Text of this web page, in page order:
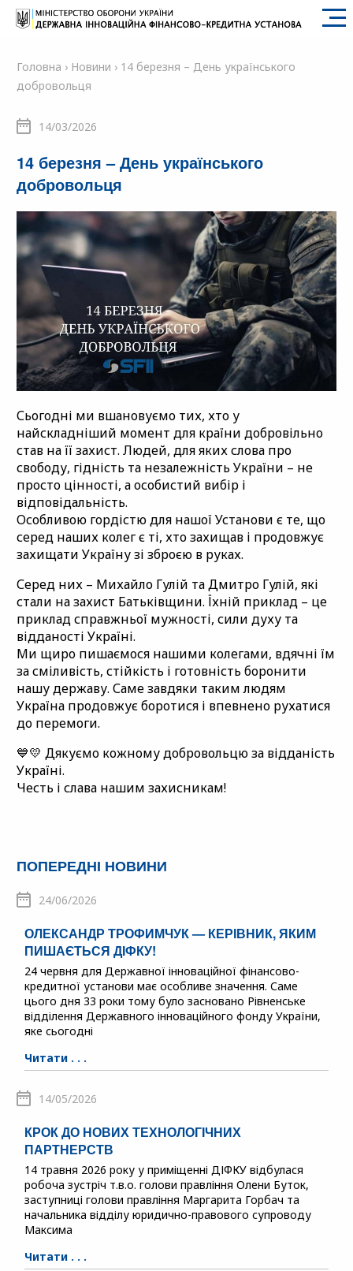
SFII
Головна › Новини › 14 березня – День українського
добровольця
14/03/2026
14 березня – День українського
добровольця
Сьогодні ми вшановуємо тих, хто у
найскладніший момент для країни добровільно
став на її захист. Людей, для яких слова про
свободу, гідність та незалежність України – не
просто цінності, а особистий вибір і
відповідальність.
Особливою гордістю для нашої Установи є те, що
серед наших колег є ті, хто захищав і продовжує
захищати Україну зі зброєю в руках.
Серед них – Михайло Гулій та Дмитро Гулій, які
стали на захист Батьківщини. Їхній приклад – це
приклад справжньої мужності, сили духу та
відданості Україні.
Ми щиро пишаємося нашими колегами, вдячні їм
за сміливість, стійкість і готовність боронити
нашу державу. Саме завдяки таким людям
Україна продовжує боротися і впевнено рухатися
до перемоги.
💙💛 Дякуємо кожному добровольцю за відданість
Україні.
Честь і слава нашим захисникам!
ПОПЕРЕДНІ НОВИНИ
24/06/2026
ОЛЕКСАНДР ТРОФИМЧУК — КЕРІВНИК, ЯКИМ
ПИШАЄТЬСЯ ДІФКУ!
24 червня для Державної інноваційної фінансово-
кредитної установи має особливе значення. Саме
цього дня 33 роки тому було засновано Рівненське
відділення Державного інноваційного фонду України,
яке сьогодні
Читати . . .
14/05/2026
КРОК ДО НОВИХ ТЕХНОЛОГІЧНИХ
ПАРТНЕРСТВ
14 травня 2026 року у приміщенні ДІФКУ відбулася
робоча зустріч т.в.о. голови правління Олени Буток,
заступниці голови правління Маргарита Горбач та
начальника відділу юридично-правового супроводу
Максима
Читати . . .